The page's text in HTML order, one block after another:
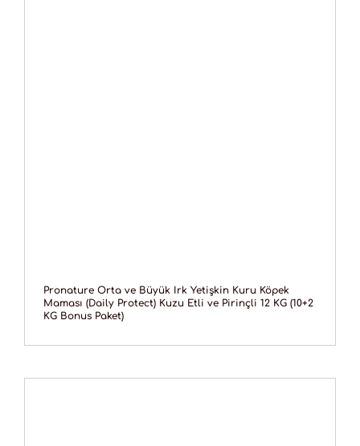
Pronature Orta ve Büyük Irk Yetişkin Kuru Köpek
Maması (Daily Protect) Kuzu Etli ve Pirinçli 12 KG (10+2
KG Bonus Paket)